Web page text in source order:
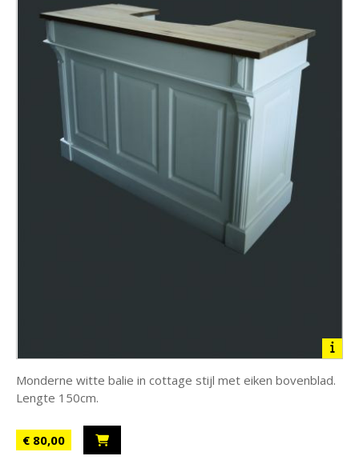
Monderne witte balie in cottage stijl met eiken bovenblad.
Lengte 150cm.
€ 80,00